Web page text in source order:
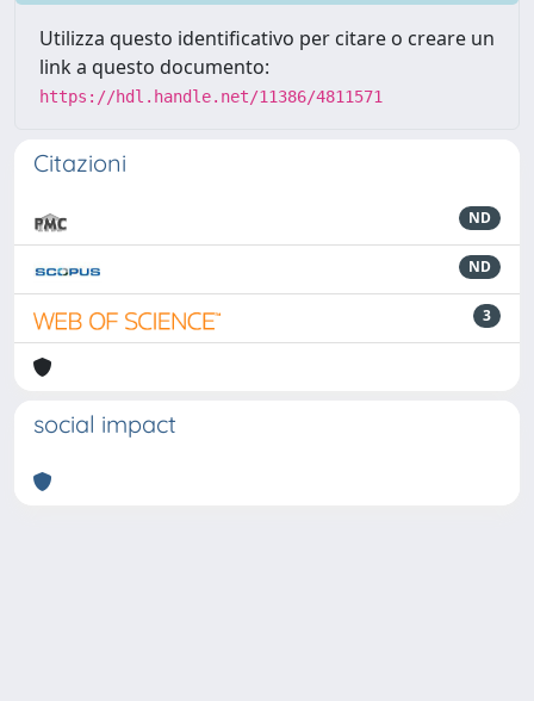
Utilizza questo identificativo per citare o creare un
link a questo documento:
https://hdl.handle.net/11386/4811571
Citazioni
ND
ND
3
social impact